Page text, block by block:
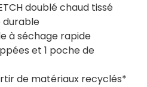
doublé chaud tissé
durable
à séchage rapide
et 1 poche de
de matériaux recyclés*